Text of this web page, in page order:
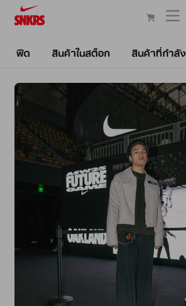
ฟีด สินค้าในสต็อก สินค้าที่กำลั